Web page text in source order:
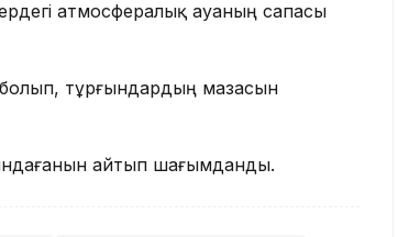
атмосфералық ауаның сапасы
тұрғындардың мазасын
айтып шағымданды.